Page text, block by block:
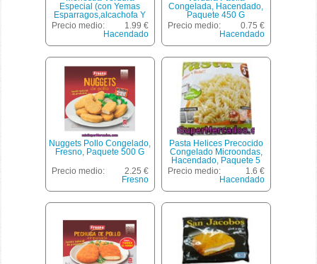
Especial (con Yemas
Esparragos,alcachofa Y
Coliflor) Congelada,
Hacendado, Paquete 1 Kg
Precio medio:
1.99 €
Hacendado
Congelada, Hacendado,
Paquete 450 G
Precio medio:
0.75 €
Hacendado
Nuggets Pollo Congelado,
Fresno, Paquete 500 G
Precio medio:
2.25 €
Fresno
Pasta Helices Precocido
Congelado Microondas,
Hacendado, Paquete 5
Bolsas Individuales X 200
G - 1 Kg
Precio medio:
1.6 €
Hacendado